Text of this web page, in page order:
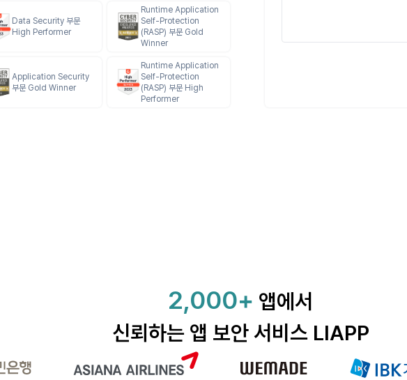
Data Security 부문
High Performer
Runtime Application
Self-Protection
(RASP) 부문 Gold
Winner
Application Security
부문 Gold Winner
Runtime Application
Self-Protection
(RASP) 부문 High
Performer
2,000+ 앱에서
신뢰하는 앱 보안 서비스 LIAPP